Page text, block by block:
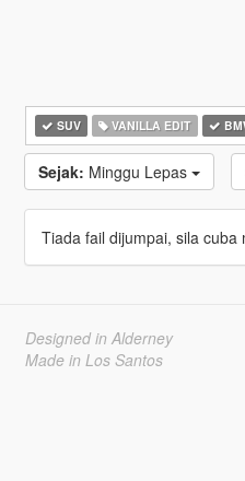
SUV VANILLA EDIT
Sejak: Minggu Lepas
Tiada fail dijumpai, sila
Designed in Alderney
Made in Los Santos